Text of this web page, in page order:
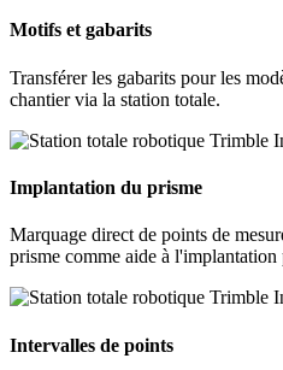
Motifs et gabarits
Transférer les gabarits pour les
chantier via la station totale.
Implantation du prisme
Marquage direct de points de
prisme comme aide à l'implantation
Intervalles de points